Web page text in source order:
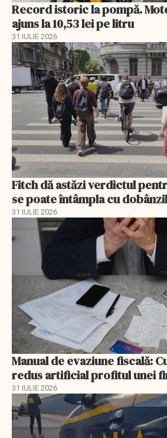
Record istoric la pompă.
ajuns la 10,53 lei pe litru
31 IULIE 2026
Fitch dă astăzi verdictul
se poate întâmpla cu
31 IULIE 2026
Manual de evaziune fiscală:
redus artificial profitul unei
31 IULIE 2026